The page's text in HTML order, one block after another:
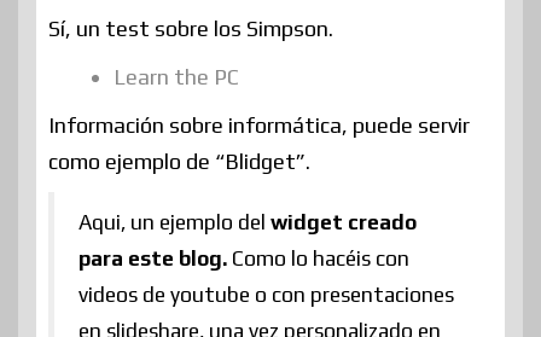
Sí, un test sobre los Simpson.
Learn the PC
Información sobre informática, puede servir
como ejemplo de “Blidget”.
Aqui, un ejemplo del widget creado
para este blog. Como lo hacéis con
videos de youtube o con presentaciones
en slideshare, una vez personalizado en